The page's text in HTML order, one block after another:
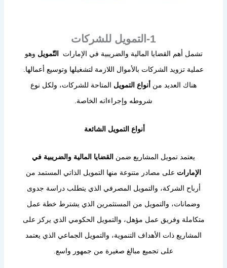
1-التمويل للشركات
تشمل أهم القضايا المالية والضريبية في الإمارات التّمويل وهو
عملية تزويد الشركات بالأموال اللازمة لتشغيلها وتوسيع أعمالها.
هناك العديد من أنواع التمويل المتاحة للشركات، ولكل نوع
شروطه وإجراءاته الخاصة.
أنواع التمويل الشائعة
يعتمد تمويل المشاريع ضمن القضايا المالية والضريبية في
الإمارات على مصادر متنوعة منها التمويل الذاتي المستمد من
أرباح الشركة، والتمويل المصرفي الذي يتطلب دراسة جدوى
وضمانات، والتمويل من المستثمرين الذي يشترط خطة عمل
متكاملة وفريق عمل مؤهل، والتمويل الحكومي الذي يركز على
المشاريع ذات الأهداف التنموية، والتمويل الجماعي الذي يعتمد
على تجميع مبالغ صغيرة من جمهور واسع.